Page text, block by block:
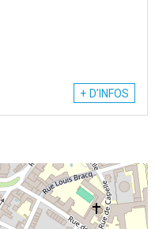
+ D’INFOS